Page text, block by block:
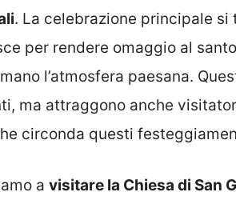
. La celebrazione principale
per rendere omaggio al
l’atmosfera paesana.
ma attraggono anche
circonda questi
a visitare la Chiesa di San